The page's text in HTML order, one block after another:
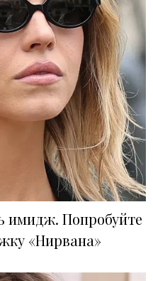
имидж. Попробуйте
«Нирвана»